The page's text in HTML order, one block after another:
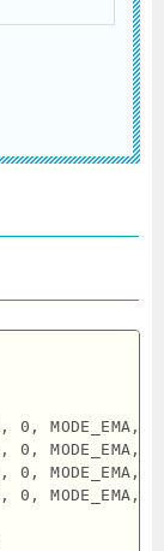
MODE_EMA,
MODE_EMA,
MODE_EMA,
MODE_EMA,